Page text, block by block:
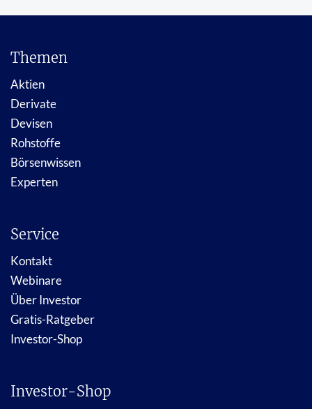
Themen
Aktien
Derivate
Devisen
Rohstoffe
Börsenwissen
Experten
Service
Kontakt
Webinare
Über Investor
Gratis-Ratgeber
Investor-Shop
Investor-Shop